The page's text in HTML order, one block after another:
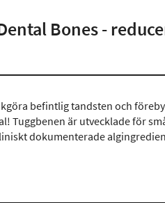
Bones -
befintlig tandsten och
Tuggbenen är utvecklade för
dokumenterade